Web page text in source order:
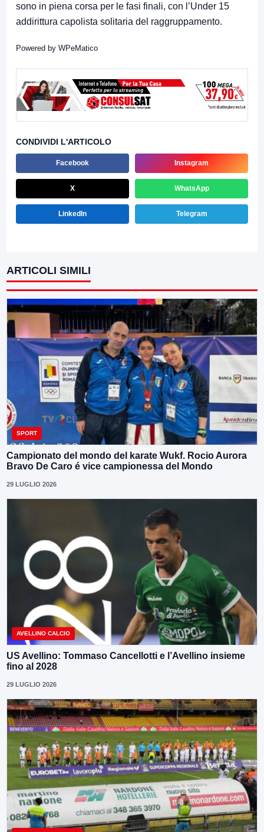
sono in piena corsa per le fasi finali, con l’Under 15
addirittura capolista solitaria del raggruppamento.
Powered by WPeMatico
CONDIVIDI L'ARTICOLO
Facebook Instagram
X WhatsApp
LinkedIn Telegram
ARTICOLI SIMILI
SPORT
Campionato del mondo del karate Wukf. Rocio Aurora
Bravo De Caro é vice campionessa del Mondo
29 LUGLIO 2026
AVELLINO CALCIO
US Avellino: Tommaso Cancellotti e l’Avellino insieme
fino al 2028
29 LUGLIO 2026